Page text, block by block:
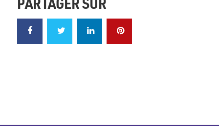
FACEBOOK TWITTER LINKEDIN